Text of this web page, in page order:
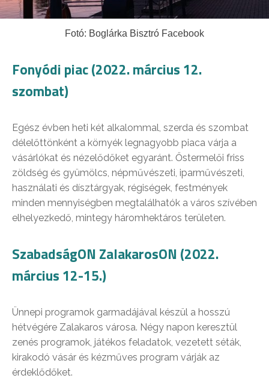
Fotó: Boglárka Bisztró Facebook
Fonyódi piac (2022. március 12.
szombat)
Egész évben heti két alkalommal, szerda és szombat
délelőttönként a környék legnagyobb piaca várja a
vásárlókat és nézelődőket egyaránt. Őstermelői friss
zöldség és gyümölcs, népművészeti, iparművészeti,
használati és dísztárgyak, régiségek, festmények
minden mennyiségben megtalálhatók a város szívében
elhelyezkedő, mintegy háromhektáros területen.
SzabadságON ZalakarosON (2022.
március 12-15.)
Ünnepi programok garmadájával készül a hosszú
hétvégére Zalakaros városa. Négy napon keresztül
zenés programok, játékos feladatok, vezetett séták,
kirakodó vásár és kézműves program várják az
érdeklődőket.